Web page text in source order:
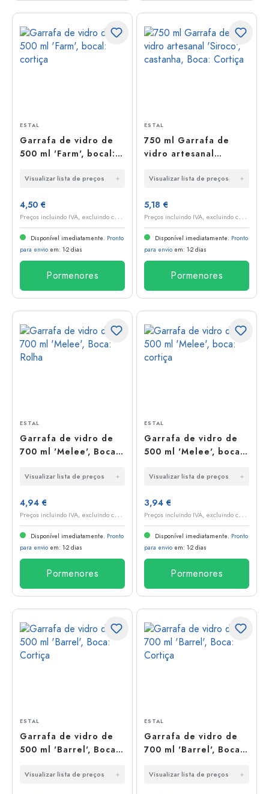
ESTAL
Garrafa de vidro de
500 ml 'Farm', bocal:
Visualizar lista de preços
4,50 €
P
reços incluindo IVA, excluindo custos de envio
Disponível imediatamente. Pronto
para envio em: 1-2 dias
Pormenores
ESTAL
750 ml Garrafa de
vidro artesanal
Boca: Cortiça
Visualizar lista de preços
5,18 €
P
reços incluindo IVA, excluindo custos de envio
Disponível imediatamente. Pronto
para envio em: 1-2 dias
Pormenores
ESTAL
Garrafa de vidro de
700 ml 'Melee', Boca:
Visualizar lista de preços
4,94 €
P
reços incluindo IVA, excluindo custos de envio
Disponível imediatamente. Pronto
para envio em: 1-2 dias
Pormenores
ESTAL
Garrafa de vidro de
500 ml 'Melee', boca:
Visualizar lista de preços
3,94 €
P
reços incluindo IVA, excluindo custos de envio
Disponível imediatamente. Pronto
para envio em: 1-2 dias
Pormenores
ESTAL
Garrafa de vidro de
500 ml 'Barrel', Boca:
Visualizar lista de preços
ESTAL
Garrafa de vidro de
700 ml 'Barrel', Boca:
Visualizar lista de preços